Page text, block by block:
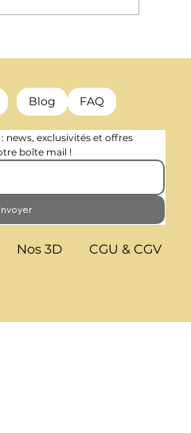
Blog FAQ
news, exclusivités et offres
boîte mail !
Nos 3D CGU & CGV